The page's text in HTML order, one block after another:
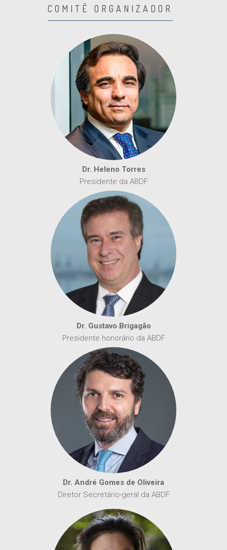
COMITÊ ORGANIZADOR
Dr. Heleno Torres
Presidente da ABDF
Dr. Gustavo Brigagão
Presidente honorário da ABDF
Dr. André Gomes de Oliveira
Diretor Secretário-geral da ABDF